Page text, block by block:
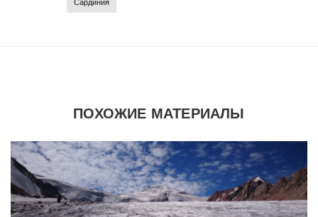
Сардиния
ПОХОЖИЕ МАТЕРИАЛЫ